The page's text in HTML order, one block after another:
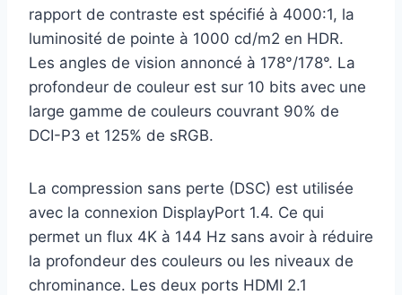
rapport de contraste est spécifié à 4000:1, la
luminosité de pointe à 1000 cd/m2 en HDR.
Les angles de vision annoncé à 178°/178°. La
profondeur de couleur est sur 10 bits avec une
large gamme de couleurs couvrant 90% de
DCI-P3 et 125% de sRGB.
La compression sans perte (DSC) est utilisée
avec la connexion DisplayPort 1.4. Ce qui
permet un flux 4K à 144 Hz sans avoir à réduire
la profondeur des couleurs ou les niveaux de
chrominance. Les deux ports HDMI 2.1